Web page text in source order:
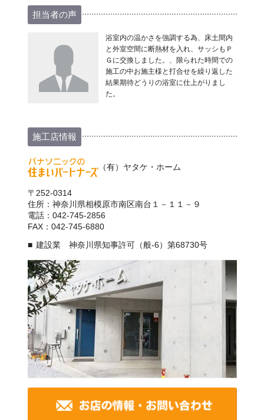
担当者の声
浴室内の温かさを強調する為、床土間内
と外室空間に断熱材を入れ、サッシもＰ
Ｇに交換しました。、限られた時間での
施工の中お施主様と打合せを繰り返した
結果期待どうりの浴室に仕上がりまし
た。
施工店情報
（有）ヤタケ・ホーム
〒252-0314
住所：神奈川県相模原市南区南台１－１１－９
電話：042-745-2856
FAX：042-745-6880
建設業 神奈川県知事許可（般-6）第68730号